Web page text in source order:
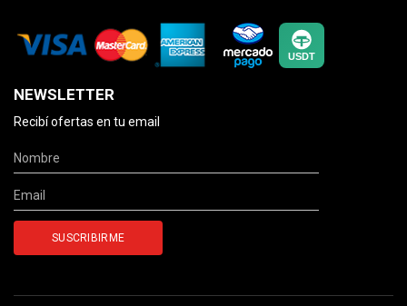
NEWSLETTER
Recibí ofertas en tu email